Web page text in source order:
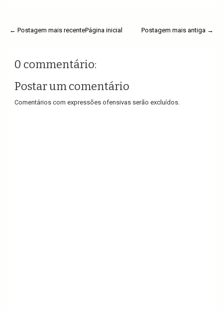
← Postagem mais recente Postagem mais antiga →
Página inicial
0 commentário:
Postar um comentário
Comentários com expressões ofensivas serão excluídos.